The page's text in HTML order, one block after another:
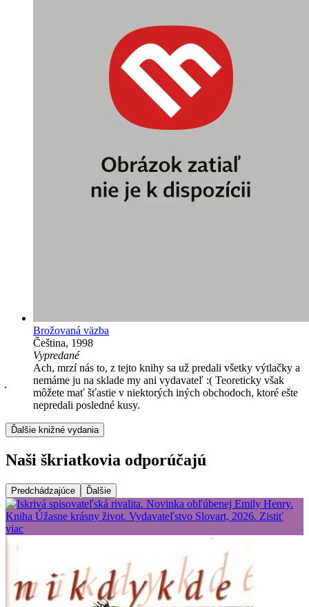
Brožovaná väzba
Čeština, 1998
Vypredané
Ach, mrzí nás to, z tejto knihy sa už predali všetky výtlačky a
nemáme ju na sklade my ani vydavateľ :( Teoreticky však
môžete mať šťastie v niektorých iných obchodoch, ktoré ešte
nepredali posledné kusy.
Ďalšie knižné vydania
Naši škriatkovia odporúčajú
Predchádzajúce Ďalšie